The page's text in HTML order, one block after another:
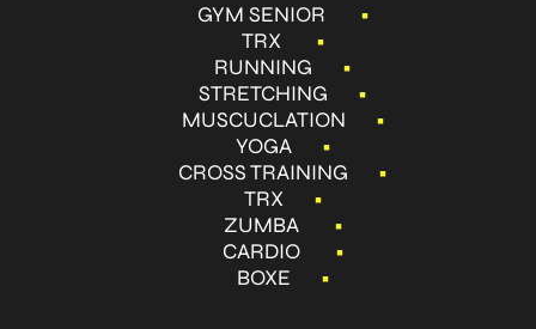
GYM SENIOR
•
TRX
•
RUNNING
•
STRETCHING
•
MUSCUCLATION
•
YOGA
•
CROSS TRAINING
•
TRX
•
ZUMBA
•
CARDIO
•
BOXE
•